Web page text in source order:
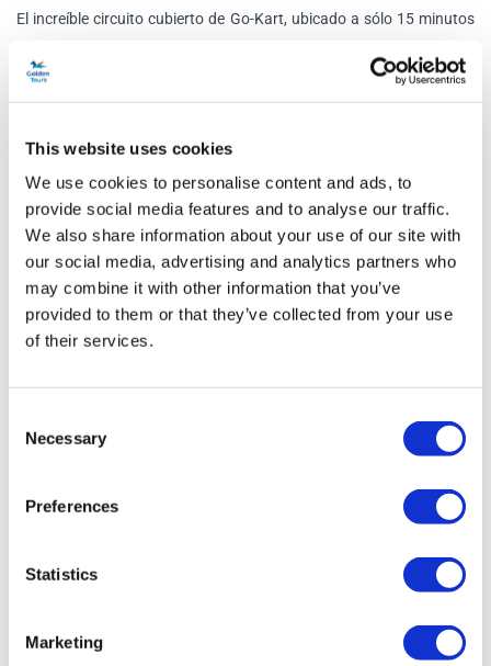
This website uses cookies
We use cookies to personalise content and ads, to
provide social media features and to analyse our traffic.
We also share information about your use of our site with
our social media, advertising and analytics partners who
may combine it with other information that you’ve
provided to them or that they’ve collected from your use
of their services.
Selection
Necessary
Preferences
Statistics
Marketing
El increíble circuito cubierto de Go-Kart, ubicado a sólo 15 minutos
millas de pista, listas para ser recorridas a toda velocidad: se trata
del circuito más largo de todo el Reino Unido, ¡donde la diversión
La flota de karts utilizados se nombra después de la eliminación, el
líder de la industria, y el circuito te ofrece una gran variedad de
eventos para elegir, entre las cuales la raza “Sprint” que dura 20
minutos y se puede ampliar hasta 40 minutos, y es adecuada desde
los 12 años de edad.
Programa
de Lunes a Viernes (cada 30 minutos)
Estate, Ripple Road, Barking, London, IG11 0RJ.